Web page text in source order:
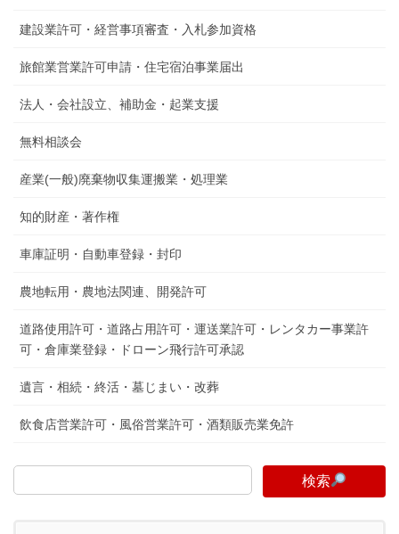
建設業許可・経営事項審査・入札参加資格
旅館業営業許可申請・住宅宿泊事業届出
法人・会社設立、補助金・起業支援
無料相談会
産業(一般)廃棄物収集運搬業・処理業
知的財産・著作権
車庫証明・自動車登録・封印
農地転用・農地法関連、開発許可
道路使用許可・道路占用許可・運送業許可・レンタカー事業許
可・倉庫業登録・ドローン飛行許可承認
遺言・相続・終活・墓じまい・改葬
飲食店営業許可・風俗営業許可・酒類販売業免許
検索